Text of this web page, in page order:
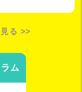
る >>
ム